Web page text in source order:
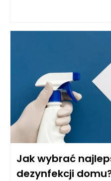
Jak wybrać
dezynfekcji